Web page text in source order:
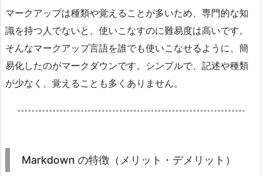
マークアップは種類や覚えることが多いため、専門的な知
識を持つ人でないと、使いこなすのに難易度は高いです。
そんなマークアップ言語を誰でも使いこなせるように、簡
易化したのがマークダウンです。シンプルで、記述や種類
が少なく、覚えることも多くありません。
Markdown の特徴（メリット・デメリット）